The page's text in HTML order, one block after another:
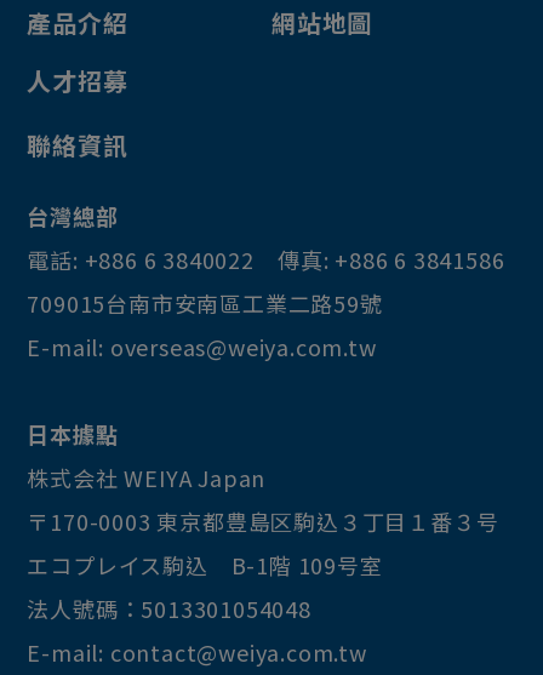
產品介紹
人才招募
網站地圖
聯絡資訊
台灣總部
電話: +886 6 3840022 傳真: +886 6 3841586
709015台南市安南區工業二路59號
E-mail: overseas@weiya.com.tw
日本據點
株式会社 WEIYA Japan
〒170-0003 東京都豊島区駒込３丁目１番３号
エコプレイス駒込 B-1階 109号室
法人號碼：5013301054048
E-mail: contact@weiya.com.tw